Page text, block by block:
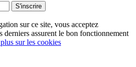
S'inscrire
sur ce site, vous acceptez
derniers assurent le bon fonctionnement
sur les cookies